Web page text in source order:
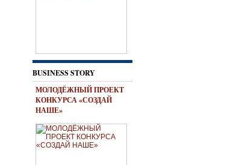
BUSINESS STORY
МОЛОДЁЖНЫЙ ПРОЕКТ
КОНКУРСА «СОЗДАЙ
НАШЕ»